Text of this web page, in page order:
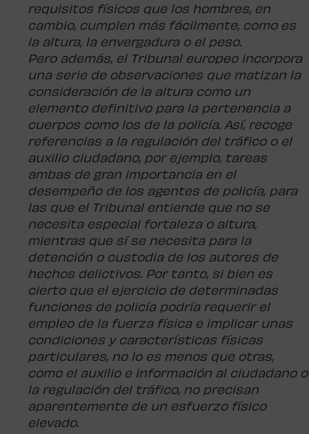
requisitos físicos que los hombres, en
cambio, cumplen más fácilmente, como es
la altura, la envergadura o el peso.
Pero además, el Tribunal europeo incorpora
una serie de observaciones que matizan la
consideración de la altura como un
elemento definitivo para la pertenencia a
cuerpos como los de la policía. Así, recoge
referencias a la regulación del tráfico o el
auxilio ciudadano, por ejemplo, tareas
ambas de gran importancia en el
desempeño de los agentes de policía, para
las que el Tribunal entiende que no se
necesita especial fortaleza o altura,
mientras que sí se necesita para la
detención o custodia de los autores de
hechos delictivos. Por tanto, si bien es
cierto que el ejercicio de determinadas
funciones de policía podría requerir el
empleo de la fuerza física e implicar unas
condiciones y características físicas
particulares, no lo es menos que otras,
como el auxilio e información al ciudadano o
la regulación del tráfico, no precisan
aparentemente de un esfuerzo físico
elevado.